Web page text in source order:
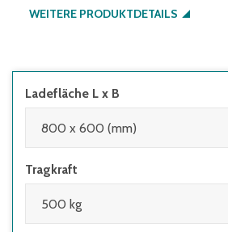
WEITERE PRODUKTDETAILS
Ladefläche L x B
Tragkraft